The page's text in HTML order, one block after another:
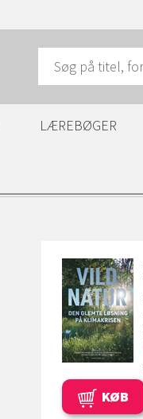
LÆREBØGER
KØB